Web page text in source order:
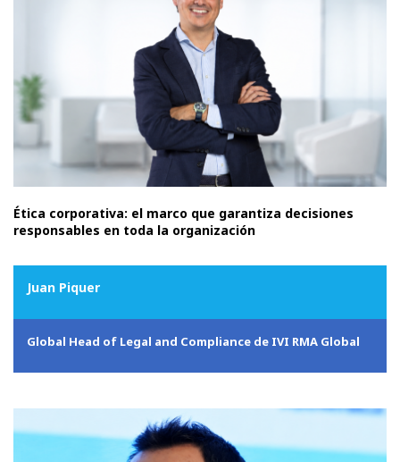
Ética corporativa: el marco que garantiza decisiones
responsables en toda la organización
Juan Piquer
Global Head of Legal and Compliance de IVI RMA Global